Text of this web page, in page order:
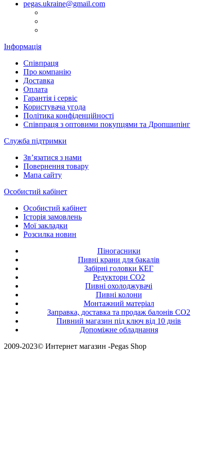
pegas.ukraine@gmail.com
Інформація
Співпраця
Про компанію
Доставка
Оплата
Гарантія і сервіс
Користувача угода
Політика конфіденційності
Співпраця з оптовими покупцями та Дропшипінг
Служба підтримки
Зв’язатися з нами
Повернення товару
Мапа сайту
Особистий кабінет
Особистий кабінет
Історія замовлень
Мої закладки
Розсилка новин
Піногасники
Пивні крани для бакалів
Забірні головки КЕГ
Редуктори СО2
Пивні охолоджувачі
Пивні колони
Монтажний матеріал
Заправка, доставка та продаж балонів CO2
Пивний магазин під ключ від 10 днів
Допоміжне обладнання
2009-2023© Интернет магазин -Pegas Shop